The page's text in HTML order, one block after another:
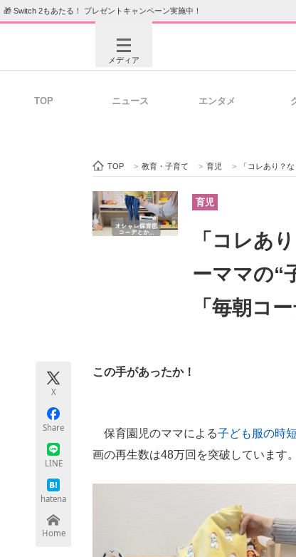
🎁 Switch 2もあたる！ プレゼントキャンペーン実施中！
メディア
ビジネスと働き方のヒント
TOP ニュース エンタメ
TOP > 教育・子育て > 育児 > 「コレあり？なし
育児
「コレあ
ーママの“
「毎朝コ
X
Share
LINE
hatena
Home
この手があったか！
保育園児のママによる子ども服の時
画の再生数は48万回を突破しています。